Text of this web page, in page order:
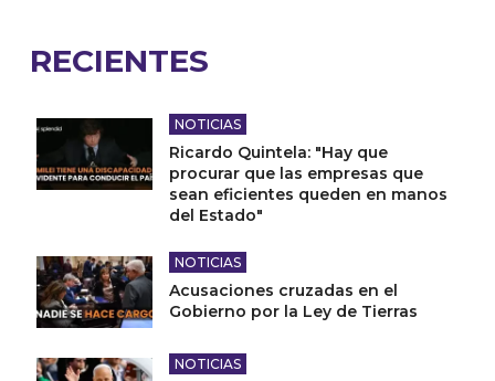
RECIENTES
NOTICIAS
Ricardo Quintela: "Hay que
procurar que las empresas que
sean eficientes queden en manos
del Estado"
NOTICIAS
Acusaciones cruzadas en el
Gobierno por la Ley de Tierras
NOTICIAS